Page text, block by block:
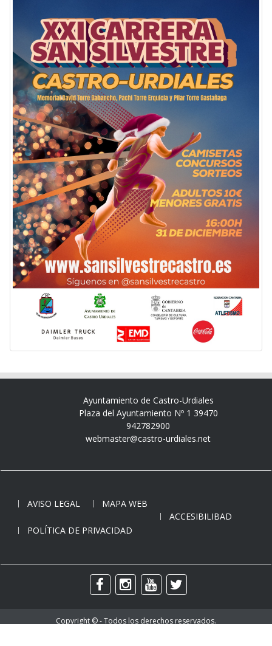
Ayuntamiento de Castro-Urdiales
Plaza del Ayuntamiento Nº 1 39470
942782900
webmaster@castro-urdiales.net
AVISO LEGAL
MAPA WEB
ACCESIBILIBAD
POLÍTICA DE PRIVACIDAD
Copyright © - Todos los derechos reservados.